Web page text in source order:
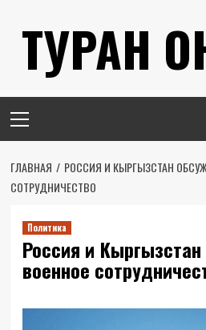
содержимому
ТУРАН
меню
ГЛАВНАЯ
РОССИЯ И КЫРГЫЗСТАН
СОТРУДНИЧЕСТВО
Политика
Россия и
военное